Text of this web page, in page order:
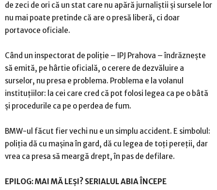
de zeci de ori că un stat care nu apără jurnaliștii și sursele lor
nu mai poate pretinde că are o presă liberă, ci doar
portavoce oficiale.
Când un inspectorat de poliție – IPJ Prahova – îndrăznește
să emită, pe hârtie oficială, o cerere de dezvăluire a
surselor, nu presa e problema. Problema e la volanul
instituțiilor: la cei care cred că pot folosi legea ca pe o bâtă
și procedurile ca pe o perdea de fum.
BMW-ul făcut fier vechi nu e un simplu accident. E simbolul:
poliția dă cu mașina în gard, dă cu legea de toți pereții, dar
vrea ca presa să meargă drept, în pas de defilare.
EPILOG: MAI MĂ LEȘI? SERIALUL ABIA ÎNCEPE